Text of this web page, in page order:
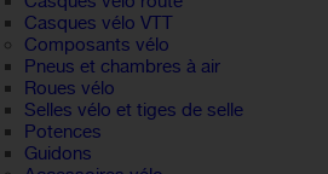
Casques vélo VTT
Composants vélo
Pneus et chambres à air
Roues vélo
Selles vélo et tiges de selle
Potences
Guidons